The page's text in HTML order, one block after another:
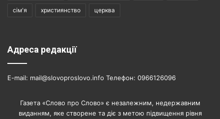
сім'я християнство церква
Адреса редакції
E-mail: mail@slovoproslovo.info Телефон: 0966126096
Газета «Слово про Слово» є незалежним, недержавним
виданням, яке створене та діє з метою підвищення рівня